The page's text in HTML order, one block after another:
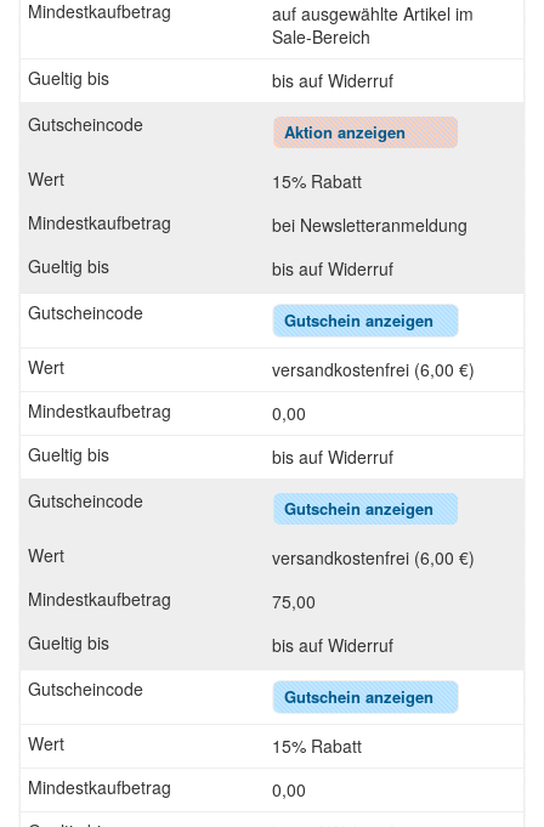
auf ausgewählte Artikel im
Sale-Bereich
bis auf Widerruf
Aktion anzeigen
15% Rabatt
bei Newsletteranmeldung
bis auf Widerruf
Gutschein anzeigen
versandkostenfrei (6,00 €)
0,00
bis auf Widerruf
Gutschein anzeigen
versandkostenfrei (6,00 €)
75,00
bis auf Widerruf
Gutschein anzeigen
15% Rabatt
0,00